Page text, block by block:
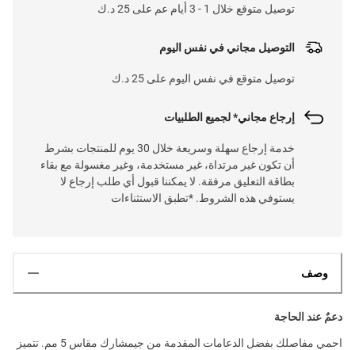
توصيل متوقع خلال 1 - 3 أيام عم على 25 د.ك
التوصيل مجاني في نفس اليوم
توصيل متوقع في نفس اليوم على 25 د.ك
إرجاع مجاني* لجميع الطلبيات
خدمة إرجاع سهلة وسريعة خلال 30 يوم للمنتجات بشرط
أن تكون غير مرتداة، غير مستخدمة، وغير مغسولة مع بقاء
بطاقة التعليق مرفقة. لا يمكننا قبول أي طلب إرجاع لا
يستوفي هذه الشروط. *تطبق الاستثناءات
وصف
دعمٌ عند الحاجة
احمي مفاصلك بفضل الدعامات المقدمة من جيمشارك مقاس 5 مم. تتميز